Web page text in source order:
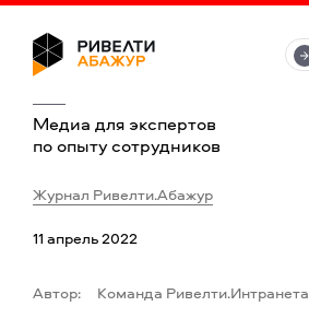
Медиа для экспертов
по опыту сотрудников
Журнал Ривелти.Абажур
11 апрель 2022
Автор: Команда Ривелти.Интранета